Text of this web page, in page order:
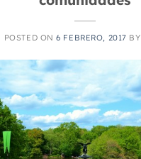
POSTED ON6 FEBRERO, 2017 BY